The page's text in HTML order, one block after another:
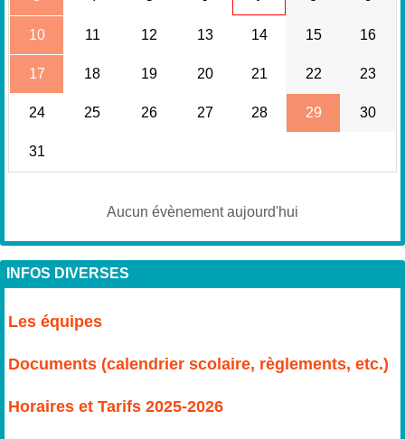
10 11 12 13 14 15 16
17 18 19 20 21 22 23
24 25 26 27 28 29 30
31
Aucun évènement aujourd'hui
INFOS DIVERSES
Les équipes
Documents (calendrier scolaire, règlements, etc.)
Horaires et Tarifs 2025-2026